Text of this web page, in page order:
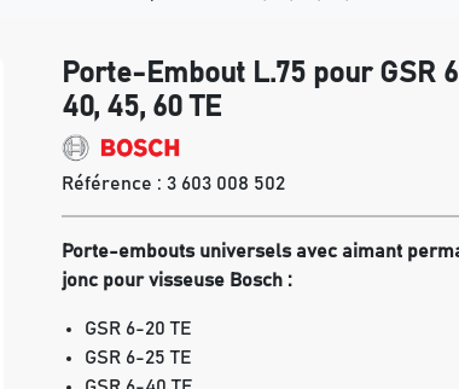
Porte-Embout L.75 pour GSR
40, 45, 60 TE
Référence : 3 603 008 502
Porte-embouts universels avec aimant
jonc pour visseuse Bosch :
GSR 6-20 TE
GSR 6-25 TE